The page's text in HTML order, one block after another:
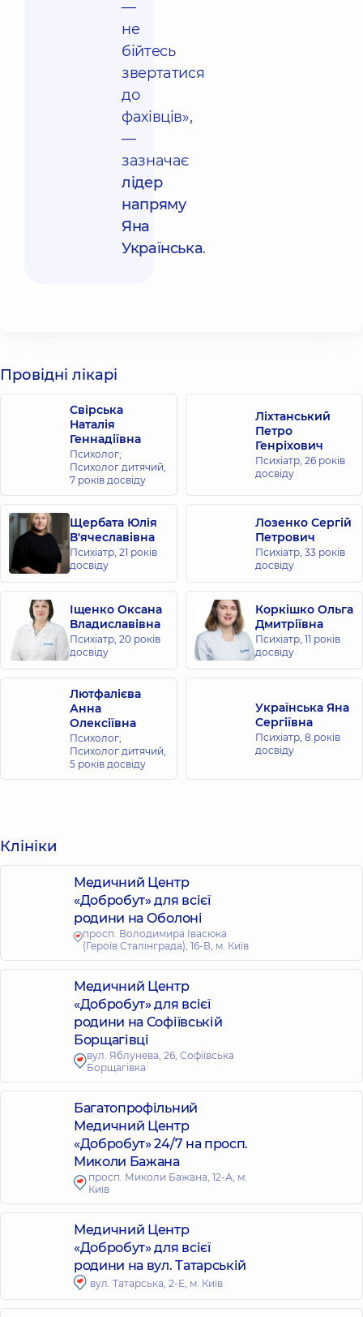
—
не
бійтесь
звертатися
до
фахівців»,
—
зазначає
лідер
напряму
Яна
Українська.
Провідні лікарі
Свірська
Наталія
Геннадіївна
Психолог;
Психолог дитячий,
7 років досвіду
Ліхтанський
Петро
Генріхович
Психіатр, 26 років
досвіду
Щербата Юлія
В'ячеславівна
Психіатр, 21 років
досвіду
Лозенко Сергій
Петрович
Психіатр, 33 років
досвіду
Іщенко Оксана
Владиславівна
Психіатр, 20 років
досвіду
Коркішко Ольга
Дмитріївна
Психіатр, 11 років
досвіду
Лютфалієва
Анна
Олексіївна
Психолог;
Психолог дитячий,
5 років досвіду
Українська Яна
Сергіївна
Психіатр, 8 років
досвіду
Клініки
Медичний Центр
«Добробут» для всієї
родини на Оболоні
просп. Володимира Івасюка
(Героїв Сталінграда), 16-В, м. Київ
Медичний Центр
«Добробут» для всієї
родини на Софіївській
Борщагівці
вул. Яблунева, 26, Софіївська
Борщагівка
Багатопрофільний
Медичний Центр
«Добробут» 24/7 на просп.
Миколи Бажана
просп. Миколи Бажана, 12-А, м.
Київ
Медичний Центр
«Добробут» для всієї
родини на вул. Татарській
вул. Татарська, 2-Е, м. Київ